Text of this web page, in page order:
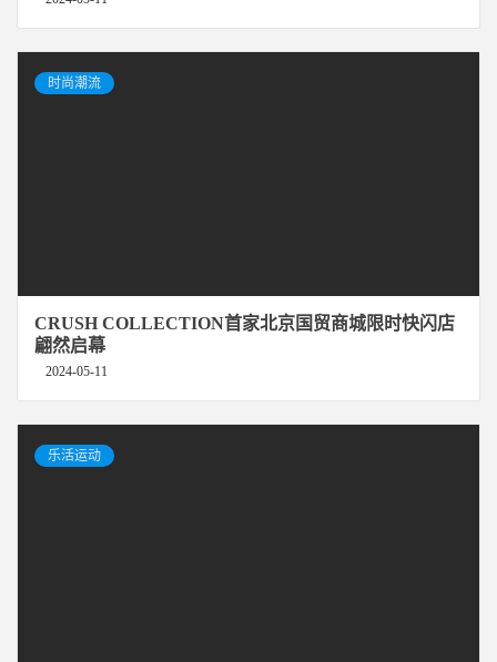
时尚潮流
CRUSH COLLECTION首家北京国贸商城限时快闪店
翩然启幕
2024-05-11
乐活运动